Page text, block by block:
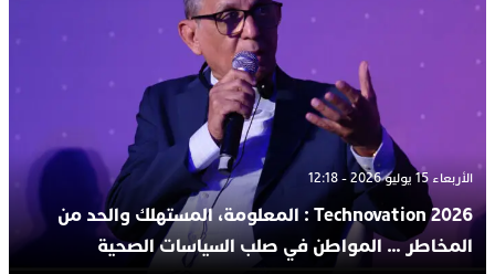
الأربعاء 15 يوليو 2026 - 12:18
Technovation 2026 : المعلومة، المستهلك والحد من
المخاطر … المواطن في صلب السياسات الصحية